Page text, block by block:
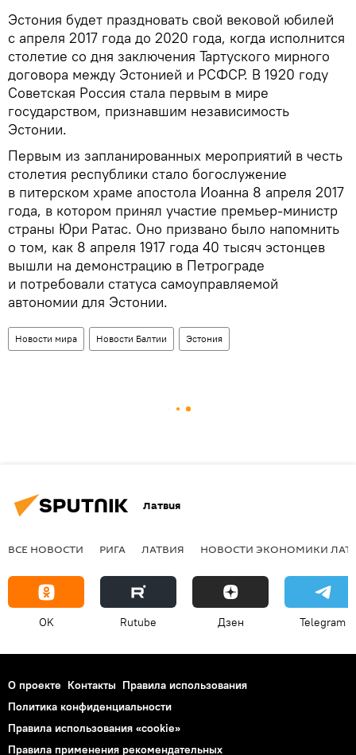
Эстония будет праздновать свой вековой юбилей
с апреля 2017 года до 2020 года, когда исполнится
столетие со дня заключения Тартуского мирного
договора между Эстонией и РСФСР. В 1920 году
Советская Россия стала первым в мире
государством, признавшим независимость
Эстонии.
Первым из запланированных мероприятий в честь
столетия республики стало богослужение
в питерском храме апостола Иоанна 8 апреля 2017
года, в котором принял участие премьер-министр
страны Юри Ратас. Оно призвано было напомнить
о том, как 8 апреля 1917 года 40 тысяч эстонцев
вышли на демонстрацию в Петрограде
и потребовали статуса самоуправляемой
автономии для Эстонии.
Новости мира Новости Балтии Эстония
Латвия
ВСЕ НОВОСТИ РИГА ЛАТВИЯ НОВОСТИ ЭКОНОМИКИ
OK Rutube Дзен Telegram
О проекте Контакты Правила использования
Политика конфиденциальности
Правила использования «cookie»
Правила применения рекомендательных